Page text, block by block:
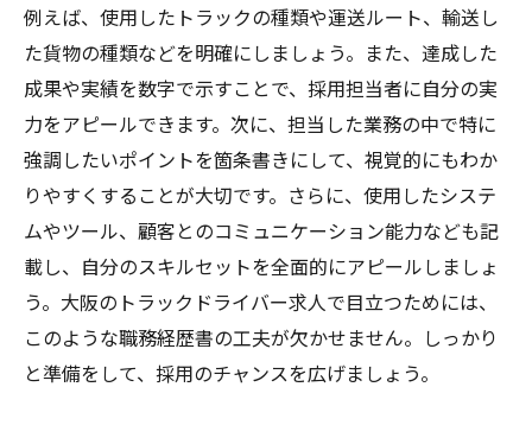
例えば、使用したトラックの種類や運送ルート、輸送し
た貨物の種類などを明確にしましょう。また、達成した
成果や実績を数字で示すことで、採用担当者に自分の実
力をアピールできます。次に、担当した業務の中で特に
強調したいポイントを箇条書きにして、視覚的にもわか
りやすくすることが大切です。さらに、使用したシステ
ムやツール、顧客とのコミュニケーション能力なども記
載し、自分のスキルセットを全面的にアピールしましょ
う。大阪のトラックドライバー求人で目立つためには、
このような職務経歴書の工夫が欠かせません。しっかり
と準備をして、採用のチャンスを広げましょう。